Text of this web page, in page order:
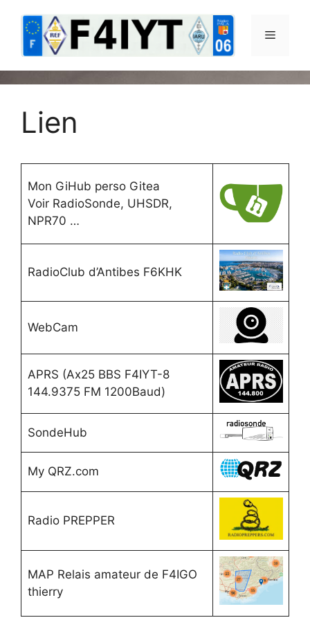
contenu
Menu
Lien
Mon GiHub perso Gitea
Voir RadioSonde, UHSDR,
NPR70 …
RadioClub d’Antibes F6KHK
WebCam
APRS (Ax25 BBS F4IYT-8
144.9375 FM 1200Baud)
SondeHub
My QRZ.com
Radio PREPPER
MAP Relais amateur de F4IGO
thierry